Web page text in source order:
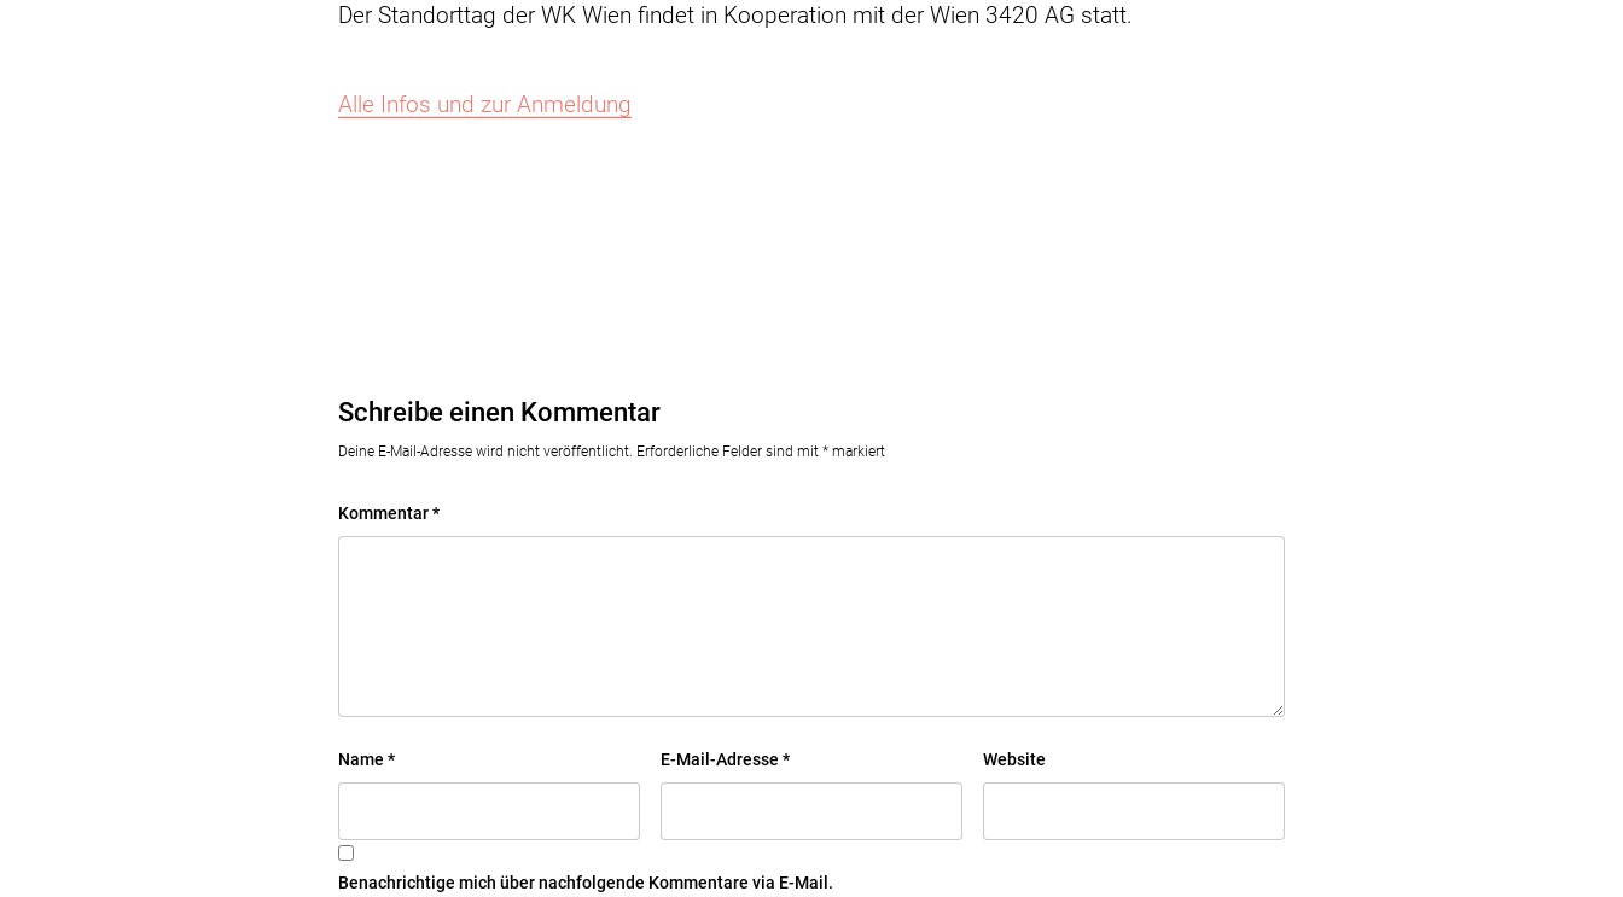
Der Standorttag der WK Wien findet in Kooperation mit der Wien 3420 AG statt.
Alle Infos und zur Anmeldung
Schreibe einen Kommentar
Deine E-Mail-Adresse wird nicht veröffentlicht. Erforderliche Felder sind mit * markiert
Kommentar*
Name * E-Mail-Adresse * Website
Benachrichtige mich über nachfolgende Kommentare via E-Mail.